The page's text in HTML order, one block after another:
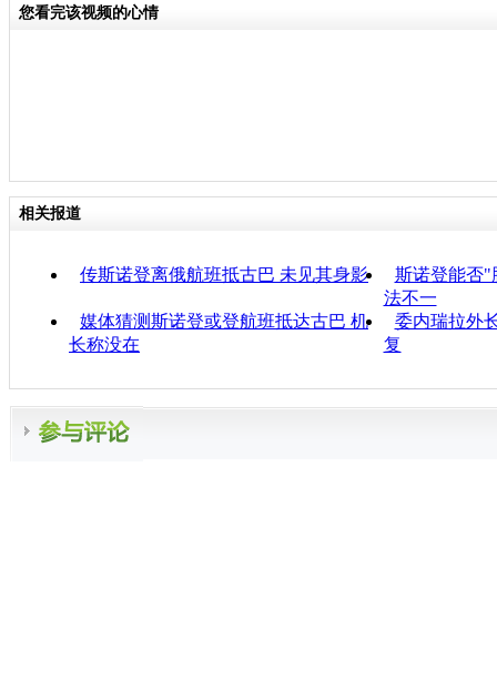
您看完该视频的心情
相关报道
传斯诺登离俄航班抵古巴 未见其身影
斯诺登能否"
法不一
媒体猜测斯诺登或登航班抵达古巴 机
长称没在
委内瑞拉外
复